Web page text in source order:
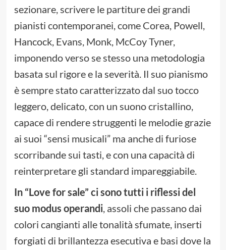
sezionare, scrivere le partiture dei grandi
pianisti contemporanei, come Corea, Powell,
Hancock, Evans, Monk, McCoy Tyner,
imponendo verso se stesso una metodologia
basata sul rigore e la severità. Il suo pianismo
è sempre stato caratterizzato dal suo tocco
leggero, delicato, con un suono cristallino,
capace di rendere struggenti le melodie grazie
ai suoi “sensi musicali” ma anche di furiose
scorribande sui tasti, e con una capacità di
reinterpretare gli standard impareggiabile.
In “Love for sale” ci sono tutti i riflessi del
suo modus operandi, assoli che passano dai
colori cangianti alle tonalità sfumate, inserti
forgiati di brillantezza esecutiva e basi dove la